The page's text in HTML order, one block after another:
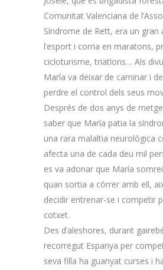
Comunitat Valenciana de
Síndrome de Rett, era un gran
l’esport i corria en maratons,
cicloturisme, triatlons… Als
María va deixar de caminar i
perdre el control dels seus
Després de dos anys de
saber que María patia la
una rara malaltia neurològica
afecta una de cada deu mil
es va adonar que María
quan sortia a córrer amb ell,
decidir entrenar-se i competir
cotxet.
Des d’aleshores, durant
recorregut Espanya per
seva filla ha guanyat curses i